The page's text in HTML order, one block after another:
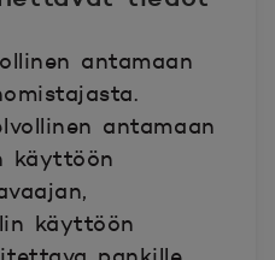
antamaan
antamaan
käyttöön
käyttöön